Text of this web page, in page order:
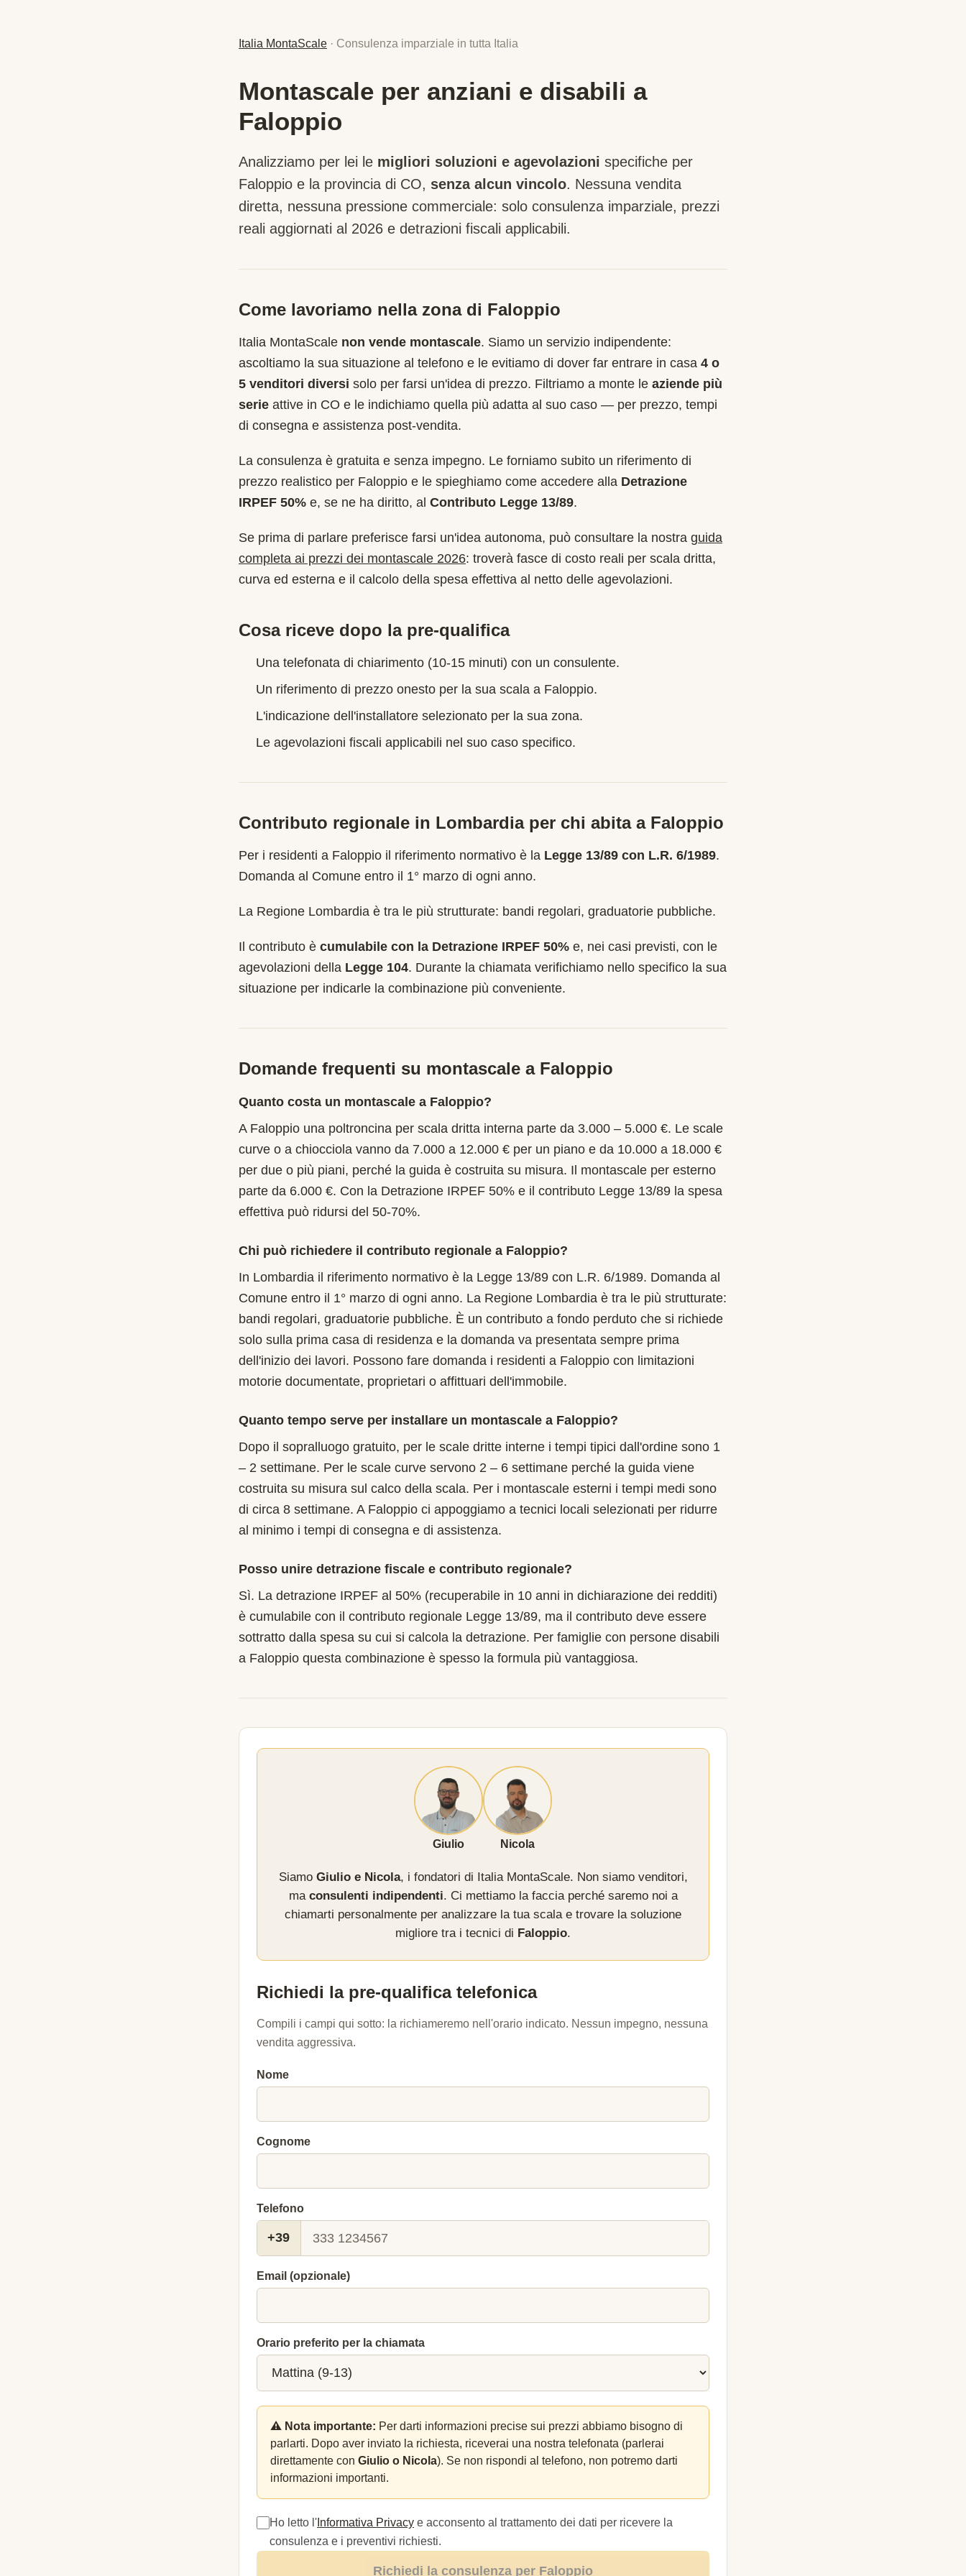
Italia MontaScale · Consulenza imparziale in tutta Italia
Montascale per anziani e disabili a
Faloppio
Analizziamo per lei le migliori soluzioni e agevolazioni specifiche per
Faloppio e la provincia di CO, senza alcun vincolo. Nessuna vendita
diretta, nessuna pressione commerciale: solo consulenza imparziale, prezzi
reali aggiornati al 2026 e detrazioni fiscali applicabili.
Come lavoriamo nella zona di Faloppio
Italia MontaScale non vende montascale. Siamo un servizio indipendente:
ascoltiamo la sua situazione al telefono e le evitiamo di dover far entrare in casa 4 o
5 venditori diversi solo per farsi un'idea di prezzo. Filtriamo a monte le aziende più
serie attive in CO e le indichiamo quella più adatta al suo caso — per prezzo, tempi
di consegna e assistenza post-vendita.
La consulenza è gratuita e senza impegno. Le forniamo subito un riferimento di
prezzo realistico per Faloppio e le spieghiamo come accedere alla Detrazione
IRPEF 50% e, se ne ha diritto, al Contributo Legge 13/89.
Se prima di parlare preferisce farsi un'idea autonoma, può consultare la nostra guida
completa ai prezzi dei montascale 2026: troverà fasce di costo reali per scala dritta,
curva ed esterna e il calcolo della spesa effettiva al netto delle agevolazioni.
Cosa riceve dopo la pre-qualifica
Una telefonata di chiarimento (10-15 minuti) con un consulente.
Un riferimento di prezzo onesto per la sua scala a Faloppio.
L'indicazione dell'installatore selezionato per la sua zona.
Le agevolazioni fiscali applicabili nel suo caso specifico.
Contributo regionale in Lombardiaper chi abita a Faloppio
Per i residenti a Faloppio il riferimento normativo è la Legge 13/89 con L.R. 6/1989.
Domanda al Comune entro il 1° marzo di ogni anno.
La Regione Lombardia è tra le più strutturate: bandi regolari, graduatorie pubbliche.
Il contributo è cumulabile con la Detrazione IRPEF 50% e, nei casi previsti, con le
agevolazioni della Legge 104. Durante la chiamata verifichiamo nello specifico la sua
situazione per indicarle la combinazione più conveniente.
Domande frequenti su montascale a Faloppio
Quanto costa un montascale a Faloppio?
A Faloppio una poltroncina per scala dritta interna parte da 3.000 – 5.000 €. Le scale
curve o a chiocciola vanno da 7.000 a 12.000 € per un piano e da 10.000 a 18.000 €
per due o più piani, perché la guida è costruita su misura. Il montascale per esterno
parte da 6.000 €. Con la Detrazione IRPEF 50% e il contributo Legge 13/89 la spesa
effettiva può ridursi del 50-70%.
Chi può richiedere il contributo regionale a Faloppio?
In Lombardia il riferimento normativo è la Legge 13/89 con L.R. 6/1989. Domanda al
Comune entro il 1° marzo di ogni anno. La Regione Lombardia è tra le più strutturate:
bandi regolari, graduatorie pubbliche. È un contributo a fondo perduto che si richiede
solo sulla prima casa di residenza e la domanda va presentata sempre prima
dell'inizio dei lavori. Possono fare domanda i residenti a Faloppio con limitazioni
motorie documentate, proprietari o affittuari dell'immobile.
Quanto tempo serve per installare un montascale a Faloppio?
Dopo il sopralluogo gratuito, per le scale dritte interne i tempi tipici dall'ordine sono 1
– 2 settimane. Per le scale curve servono 2 – 6 settimane perché la guida viene
costruita su misura sul calco della scala. Per i montascale esterni i tempi medi sono
di circa 8 settimane. A Faloppio ci appoggiamo a tecnici locali selezionati per ridurre
al minimo i tempi di consegna e di assistenza.
Posso unire detrazione fiscale e contributo regionale?
Sì. La detrazione IRPEF al 50% (recuperabile in 10 anni in dichiarazione dei redditi)
è cumulabile con il contributo regionale Legge 13/89, ma il contributo deve essere
sottratto dalla spesa su cui si calcola la detrazione. Per famiglie con persone disabili
a Faloppio questa combinazione è spesso la formula più vantaggiosa.
Giulio Nicola
Siamo Giulio e Nicola, i fondatori di Italia MontaScale. Non siamo venditori,
ma consulenti indipendenti. Ci mettiamo la faccia perché saremo noi a
chiamarti personalmente per analizzare la tua scala e trovare la soluzione
migliore tra i tecnici di Faloppio.
Richiedi la pre-qualifica telefonica
Compili i campi qui sotto: la richiameremo nell'orario indicato. Nessun impegno, nessuna
vendita aggressiva.
Nome
Cognome
Telefono
+39
Email (opzionale)
Orario preferito per la chiamata
⚠️ Nota importante: Per darti informazioni precise sui prezzi abbiamo bisogno di
parlarti. Dopo aver inviato la richiesta, riceverai una nostra telefonata (parlerai
direttamente con Giulio o Nicola). Se non rispondi al telefono, non potremo darti
informazioni importanti.
Ho letto l' Informativa Privacy e acconsento al trattamento dei dati per ricevere la
consulenza e i preventivi richiesti.
Richiedi la consulenza per Faloppio